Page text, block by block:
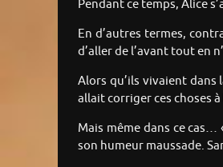
Pendant ce temps, Alice
En d’autres termes,
d’aller de l’avant tout en
Alors qu’ils vivaient dans
allait corriger ces choses
Mais même dans ce
son humeur maussade.